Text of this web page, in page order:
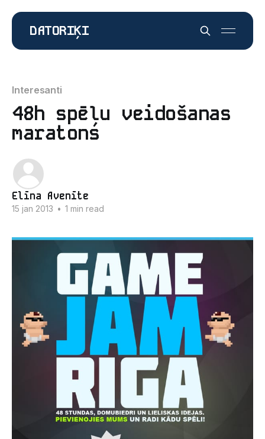
DATORIĶI
Interesanti
48h spēļu veidošanas
maratons
Elīna Avenīte
15 jan 2013 • 1 min read